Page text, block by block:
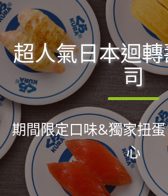
超人氣日本迴
司
期間限定口味&獨家扭
心